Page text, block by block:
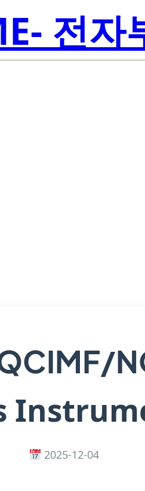
전자
2025-12-04